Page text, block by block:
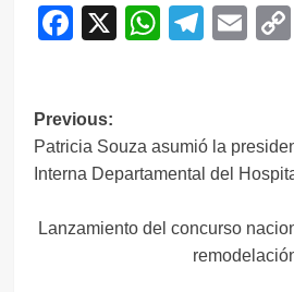
Facebook
X
Navegación
de
entradas
Previous:
Patricia Souza asumió la
Interna Departamental del
Lanzamiento del concurso